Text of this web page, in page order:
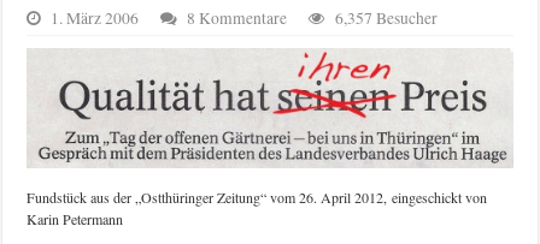
1. März 2006 8 Kommentare 6,357 Besucher
Fundstück aus der „Ostthüringer Zeitung“ vom 26. April 2012, eingeschickt von
Karin Petermann